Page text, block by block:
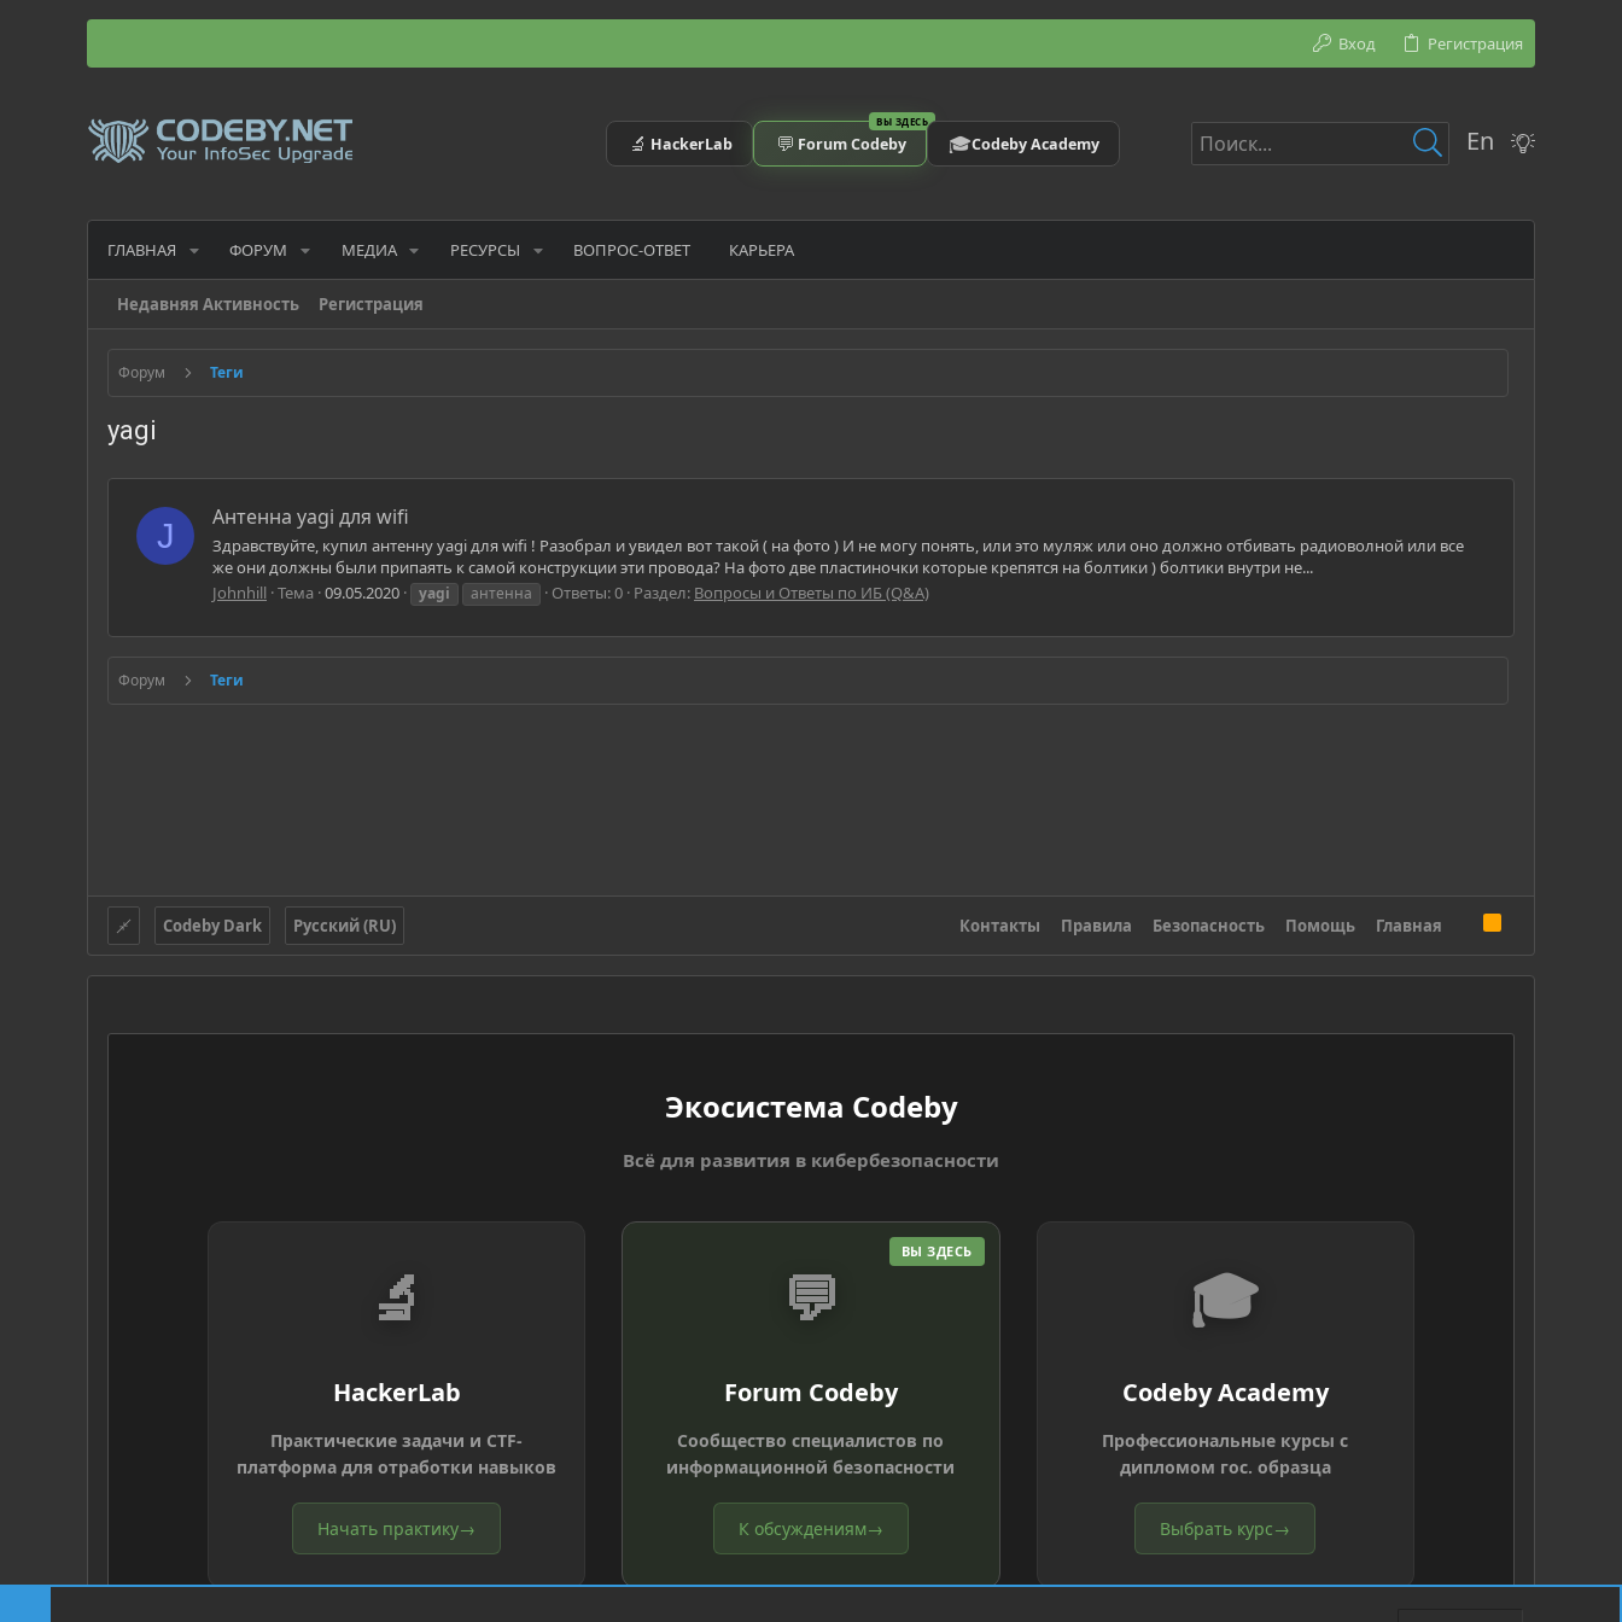
Вход Регистрация
🔬 HackerLab
ВЫ ЗДЕСЬ
💬 Forum Codeby 🎓Codeby Academy En
ГЛАВНАЯ ФОРУМ МЕДИА РЕСУРСЫ ВОПРОС-ОТВЕТ КАРЬЕРА
Недавняя Активность Регистрация
Форум Теги
yagi
J Антенна yagi для wifi
Здравствуйте, купил антенну yagi для wifi ! Разобрал и увидел вот такой ( на фото ) И не могу понять, или это муляж или оно должно отбивать радиоволной или все
же они должны были припаять к самой конструкции эти провода? На фото две пластиночки которые крепятся на болтики ) болтики внутри не...
Johnhill Тема 09.05.2020 yagi антенна Ответы: 0 Раздел: Вопросы и Ответы по ИБ (Q&A)
Форум Теги
Codeby Dark Русский (RU) Контакты Правила Безопасность Помощь Главная
S
Экосистема Codeby
Всё для развития в кибербезопасности
🔬
HackerLab
Практические задачи и CTF-
платформа для отработки навыков
Начать практику→
ВЫ ЗДЕСЬ
💬
Forum Codeby
Сообщество специалистов по
информационной безопасности
К обсуждениям→
🎓
Codeby Academy
Профессиональные курсы с
дипломом гос. образца
Выбрать курс→